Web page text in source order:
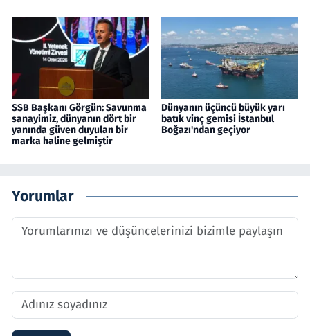
SSB Başkanı Görgün: Savunma
sanayimiz, dünyanın dört bir
yanında güven duyulan bir
marka haline gelmiştir
Dünyanın üçüncü büyük yarı
batık vinç gemisi İstanbul
Boğazı'ndan geçiyor
Yorumlar